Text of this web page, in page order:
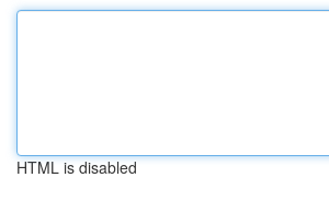
HTML is disabled